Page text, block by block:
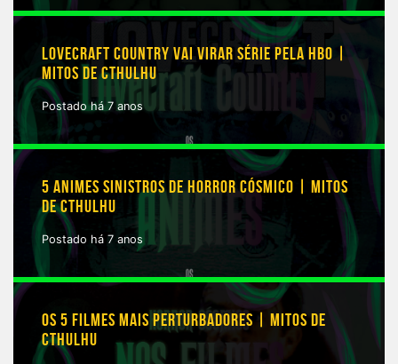
LOVECRAFT COUNTRY VAI VIRAR SÉRIE PELA HBO |
MITOS DE CTHULHU
Postado há 7 anos
5 ANIMES SINISTROS DE HORROR CÓSMICO | MITOS
DE CTHULHU
Postado há 7 anos
OS 5 FILMES MAIS PERTURBADORES | MITOS DE
CTHULHU